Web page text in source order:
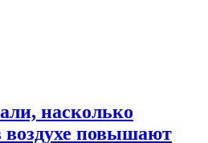
насколько
повышают